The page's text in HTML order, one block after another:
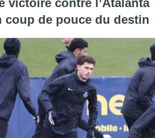
victoire contre l’Atalanta
coup de pouce du destin